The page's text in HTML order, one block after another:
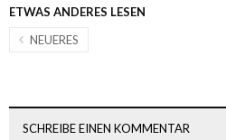
ETWAS ANDERES LESEN
NEUERES
SCHREIBE EINEN KOMMENTAR